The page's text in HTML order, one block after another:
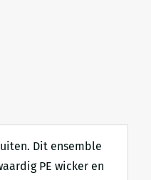
Dit ensemble
PE wicker en